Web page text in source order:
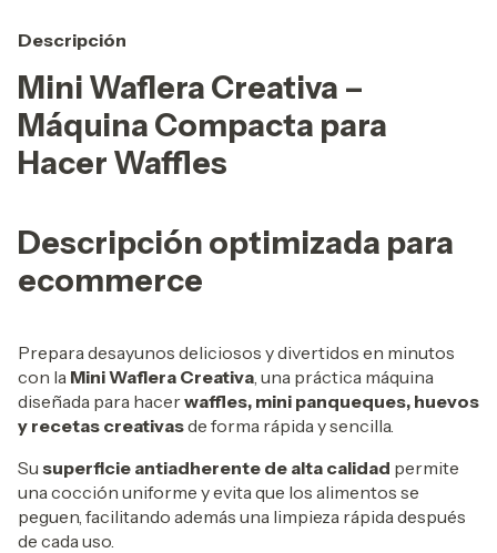
Descripción
Mini Waflera Creativa –
Máquina Compacta para
Hacer Waffles
Descripción optimizada para
ecommerce
Prepara desayunos deliciosos y divertidos en minutos
con la Mini Waflera Creativa , una práctica máquina
diseñada para hacerwaffles, mini panqueques, huevos
y recetas creativasde forma rápida y sencilla.
Su superficie antiadherente de alta calidad permite
una cocción uniforme y evita que los alimentos se
peguen, facilitando además una limpieza rápida después
de cada uso.